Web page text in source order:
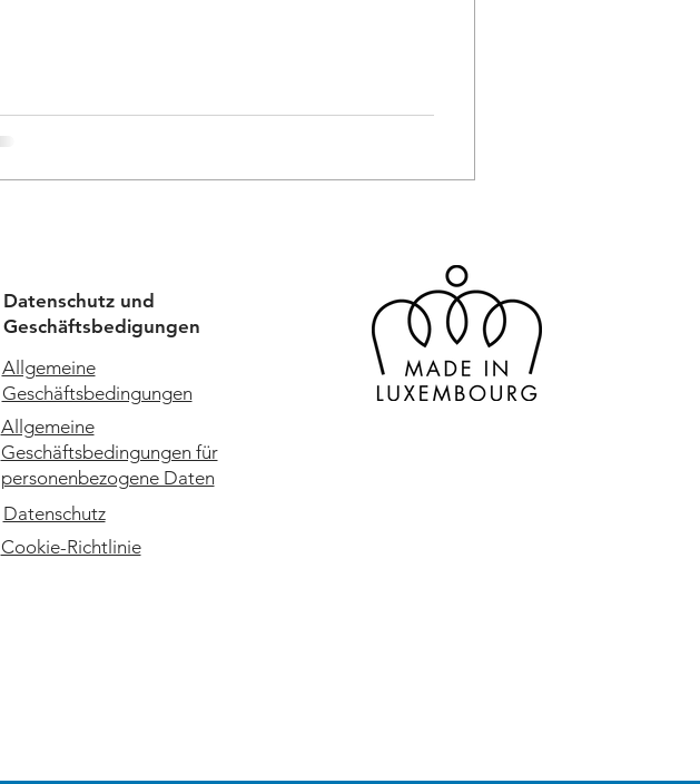
Datenschutz und
Geschäftsbedigungen
Allgemeine
Geschäftsbedingungen
Allgemeine
Geschäftsbedingungen für
personenbezogene Daten
Datenschutz
Cookie-Richtlinie